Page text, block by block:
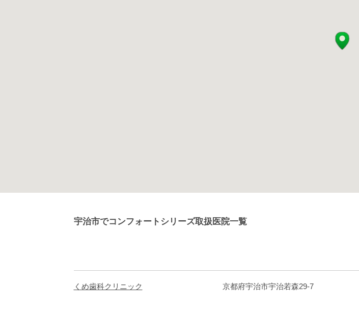
宇治市でコンフォートシリーズ取扱医院一覧
くめ歯科クリニック 京都府宇治市宇治若森29-7